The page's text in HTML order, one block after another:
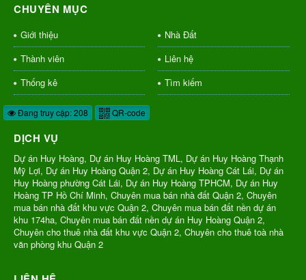
CHUYÊN MỤC
Giới thiệu
Nhà Đất
Thành viên
Liên hệ
Thống kê
Tìm kiếm
Đang truy cập: 208 QR-code
DỊCH VỤ
Dự án Huy Hoàng, Dự án Huy Hoàng TML, Dự án Huy Hoàng Thạnh
Mỹ Lợi, Dự án Huy Hoàng Quận 2, Dự án Huy Hoàng Cát Lái, Dự án
Huy Hoàng phường Cát Lái, Dự án Huy Hoàng TPHCM, Dự án Huy
Hoàng TP Hồ Chí Minh, Chuyên mua bán nhà đất Quận 2, Chuyên
mua bán nhà đất khu vực Quận 2, Chuyên mua bán đất nền dự án
khu 174ha, Chuyên mua bán đất nền dự án Huy Hoàng Quận 2,
Chuyên cho thuê nhà đất khu vực Quận 2, Chuyên cho thuê toà nhà
văn phòng khu Quận 2